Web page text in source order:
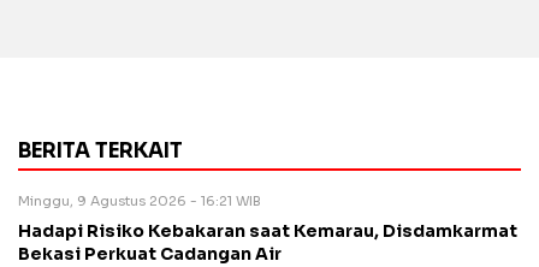
BERITA TERKAIT
Minggu, 9 Agustus 2026 - 16:21 WIB
Hadapi Risiko Kebakaran saat Kemarau, Disdamkarmat
Bekasi Perkuat Cadangan Air